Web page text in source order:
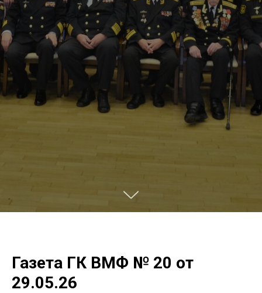
Газета ГК ВМФ № 20 от
29.05.26